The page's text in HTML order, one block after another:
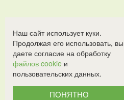
Наш сайт использует куки.
Продолжая его использовать, вы
даете согласие на обработку
файлов cookie и
пользовательских данных.
ПОНЯТНО